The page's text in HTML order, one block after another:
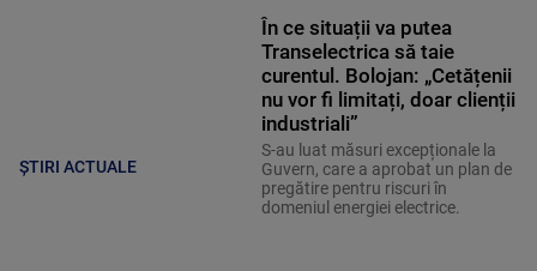
ȘTIRI ACTUALE
În ce situații va putea
Transelectrica să taie
curentul. Bolojan: „Cetățenii
nu vor fi limitați, doar clienții
industriali”
S-au luat măsuri excepționale la
Guvern, care a aprobat un plan de
pregătire pentru riscuri în
domeniul energiei electrice.